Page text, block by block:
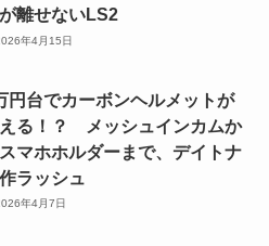
離せないLS2
年4月15日
円台でカーボンヘルメットが
る！？ メッシュインカムか
マホホルダーまで、デイトナ
ラッシュ
年4月7日